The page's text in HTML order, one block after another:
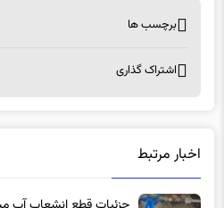
برچسب ها
اشتراک گذاری
اخبار مرتبط